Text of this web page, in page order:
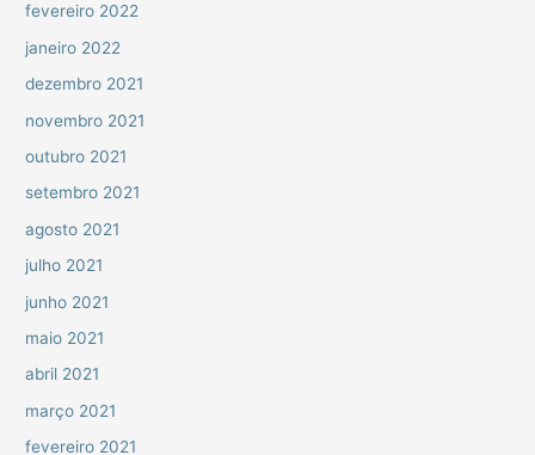
fevereiro 2022
janeiro 2022
dezembro 2021
novembro 2021
outubro 2021
setembro 2021
agosto 2021
julho 2021
junho 2021
maio 2021
abril 2021
março 2021
fevereiro 2021